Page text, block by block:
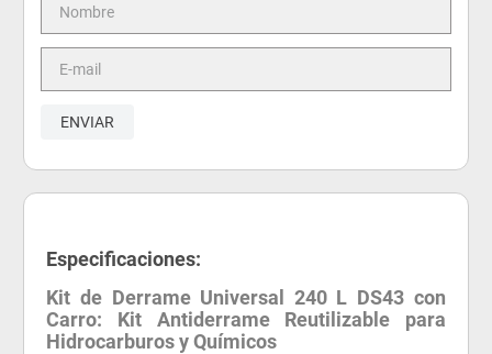
ENVIAR
Especificaciones:
Kit de Derrame Universal 240 L DS43 con
Carro: Kit Antiderrame Reutilizable para
Hidrocarburos y Químicos